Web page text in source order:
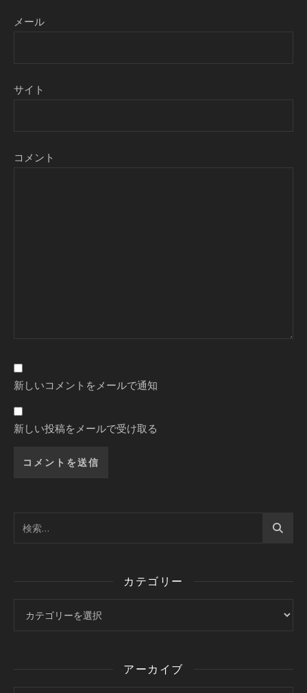
メール
サイト
コメント
新しいコメントをメールで通知
新しい投稿をメールで受け取る
カテゴリー
アーカイブ